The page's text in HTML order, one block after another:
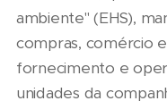
ambiente" (EHS),
compras, comércio
fornecimento e
unidades da